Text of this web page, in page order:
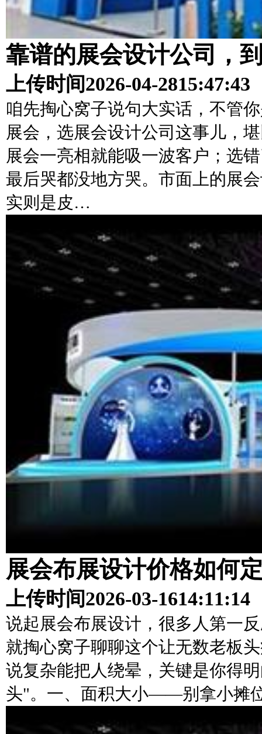
靠谱的展会设计公司，
上传时间2026-04-2815:47:43
咱先掏心窝子说句大实话，不管
展会，选展会设计公司这事儿，
展会一亮相就能吸一波客户；选
最后哭都没地方哭。市面上的展
实则是皮…
展会布展设计价格如何
上传时间2026-03-1614:11:14
说起展会布展设计，很多人第一
就掏心窝子聊聊这个让无数老板
说复杂能把人绕晕，关键是你得
头"。一、面积大小——别拿小摊